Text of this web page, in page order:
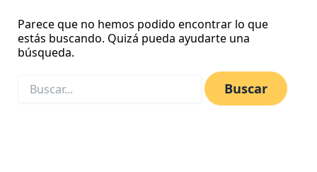
Parece que no hemos podido encontrar lo que
estás buscando. Quizá pueda ayudarte una
búsqueda.